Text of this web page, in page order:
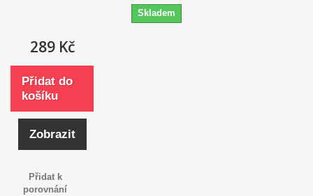
Skladem
289 Kč
Přidat do
košíku
Zobrazit
Přidat k
porovnání